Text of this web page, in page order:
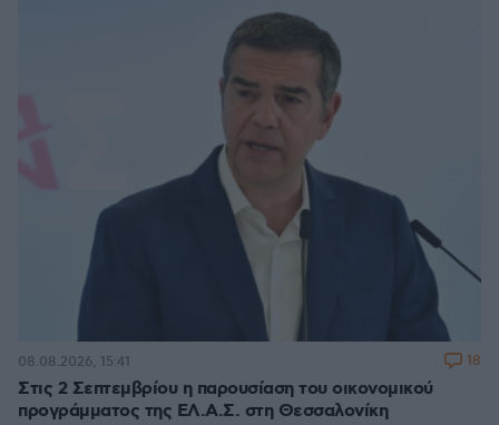
Στις 2 Σεπτεμβρίου η παρουσίαση του οικονομικού
προγράμματος της ΕΛ.Α.Σ. στη Θεσσαλονίκη
08.08.2026, 15:41 18